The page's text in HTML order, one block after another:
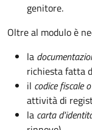
genitore.
Oltre al modulo è
la
richiesta fatta
il codice fiscale
attività di
la carta